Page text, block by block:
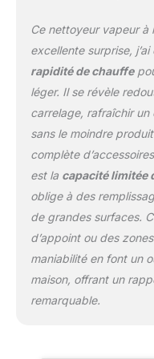
Ce nettoyeur vapeur à
excellente surprise,
rapidité de chauffe
léger. Il se révèle
carrelage, rafraîchir
sans le moindre
complète
est la capacité limitée
oblige à des
de grandes surfaces.
d’appoint ou des
maniabilité en font un
maison, offrant un
remarquable.